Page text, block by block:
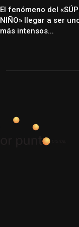
El fenómeno del
NIÑO» llegar a ser
más intensos...